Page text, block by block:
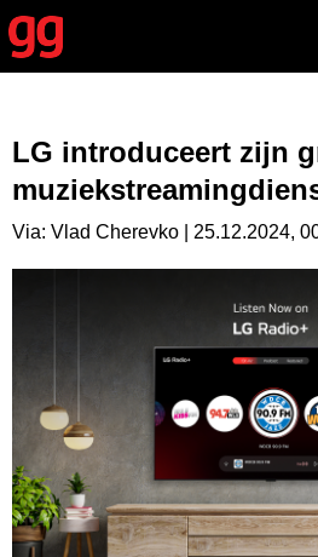
LG introduceert zijn
Via: Vlad Cherevko | 25.12.2024,